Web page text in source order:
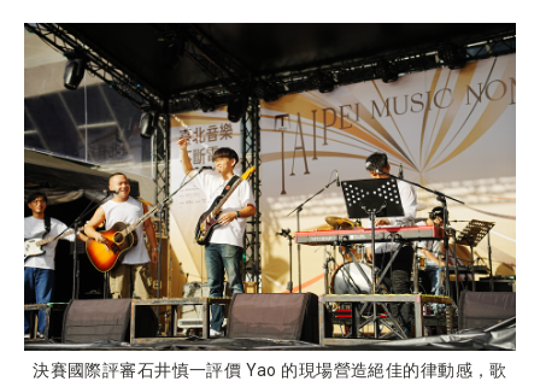
決賽國際評審石井慎一評價 Yao 的現場營造絕佳的律動感，歌